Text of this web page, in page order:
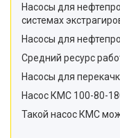
Насосы для
системах
Насосы для
Средний ресурс
Насосы для
Насос КМС 100-80-
Такой насос КМС